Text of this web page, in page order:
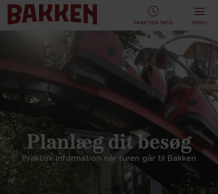
Planlæg dit besøg
Praktisk information når turen går til Bakken
PRAKTISK INFO MENU
KØB TURBÅND ONLINE OG SPAR! KØB ONLINE